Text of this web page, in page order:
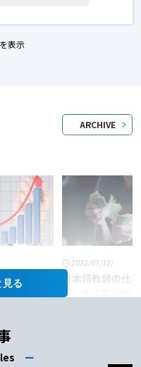
表示
ARCHIVE
という
はある
2022/07/12/
日本語教師の仕
料って？年収や
ー